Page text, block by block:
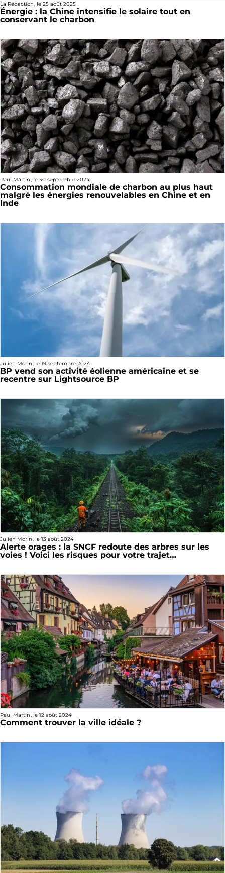
La Rédaction, le 25 août 2025
Énergie : la Chine intensifie le solaire tout en
conservant le charbon
Paul Martin, le 30 septembre 2024
Consommation mondiale de charbon au plus haut
malgré les énergies renouvelables en Chine et en
Inde
Julien Morin, le 19 septembre 2024
BP vend son activité éolienne américaine et se
recentre sur Lightsource BP
Julien Morin, le 13 août 2024
Alerte orages : la SNCF redoute des arbres sur les
voies ! Voici les risques pour votre trajet…
Paul Martin, le 12 août 2024
Comment trouver la ville idéale ?